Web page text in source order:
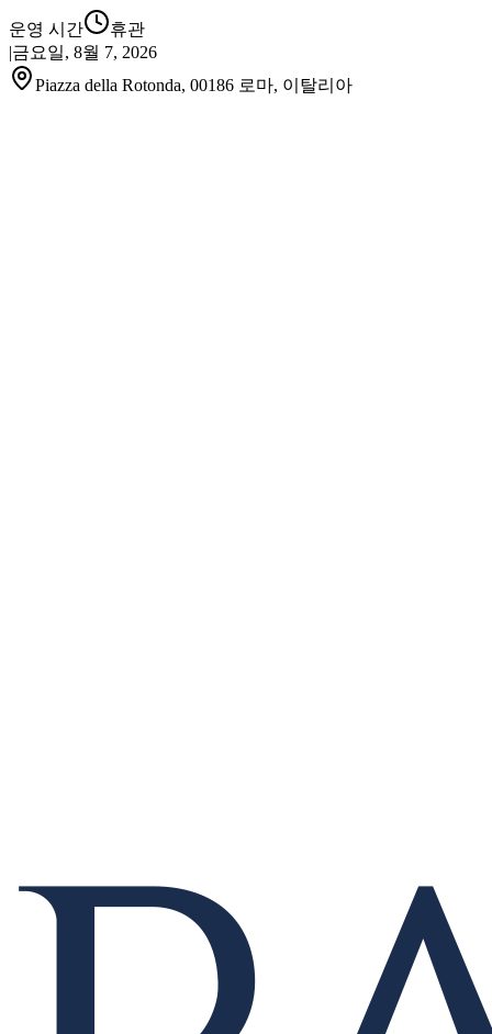
운영 시간
휴관
|금요일, 8월 7, 2026
Piazza della Rotonda, 00186 로마, 이탈리아